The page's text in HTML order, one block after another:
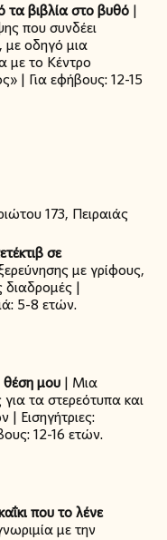
τα βιβλία στο βυθό |
που συνδέει
με οδηγό μια
με το Κέντρο
| Για εφήβους: 12-15
173, Πειραιάς
σε
με γρίφους,
διαδρομές |
5-8 ετών.
μου | Μια
τα στερεότυπα και
| Εισηγήτριες:
12-16 ετών.
που το λένε
με την